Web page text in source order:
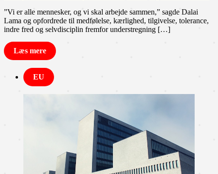
”Vi er alle mennesker, og vi skal arbejde sammen,” sagde Dalai
Lama og opfordrede til medfølelse, kærlighed, tilgivelse, tolerance,
indre fred og selvdisciplin fremfor understregning […]
Læs mere
EU